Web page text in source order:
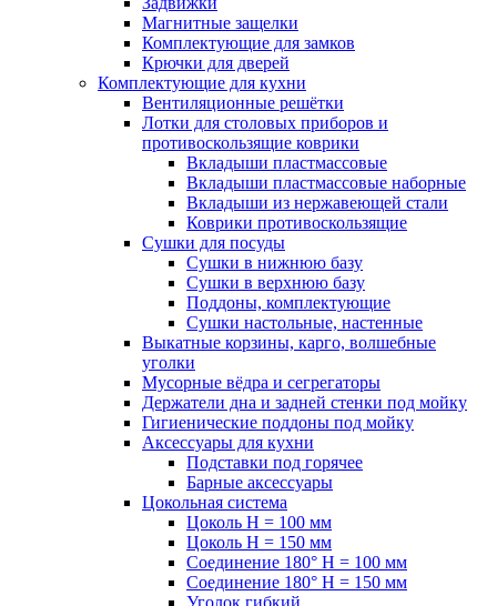
Магнитные защелки
Комплектующие для замков
Крючки для дверей
Комплектующие для кухни
Вентиляционные решётки
Лотки для столовых приборов и
противоскользящие коврики
Вкладыши пластмассовые
Вкладыши пластмассовые наборные
Вкладыши из нержавеющей стали
Коврики противоскользящие
Сушки для посуды
Сушки в нижнюю базу
Сушки в верхнюю базу
Поддоны, комплектующие
Сушки настольные, настенные
Выкатные корзины, карго, волшебные
уголки
Мусорные вёдра и сегрегаторы
Держатели дна и задней стенки под мойку
Гигиенические поддоны под мойку
Аксессуары для кухни
Подставки под горячее
Барные аксессуары
Цокольная система
Цоколь H = 100 мм
Цоколь H = 150 мм
Соединение 180° H = 100 мм
Соединение 180° H = 150 мм
Уголок гибкий